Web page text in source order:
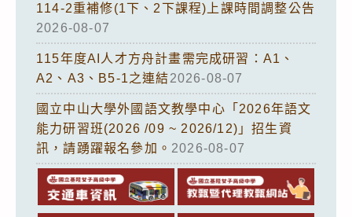
114-2重補修(1下、2下課程)上課時間調整公告
2026-08-07
115年度AI人才方舟計畫需完成研習：A1、
A2、A3、B5-1之連結2026-08-07
國立中山大學外國語文教學中心「2026年語文
能力研習班(2026 /09 ~ 2026/12)」招生資
訊，請踴躍報名參加。 2026-08-07